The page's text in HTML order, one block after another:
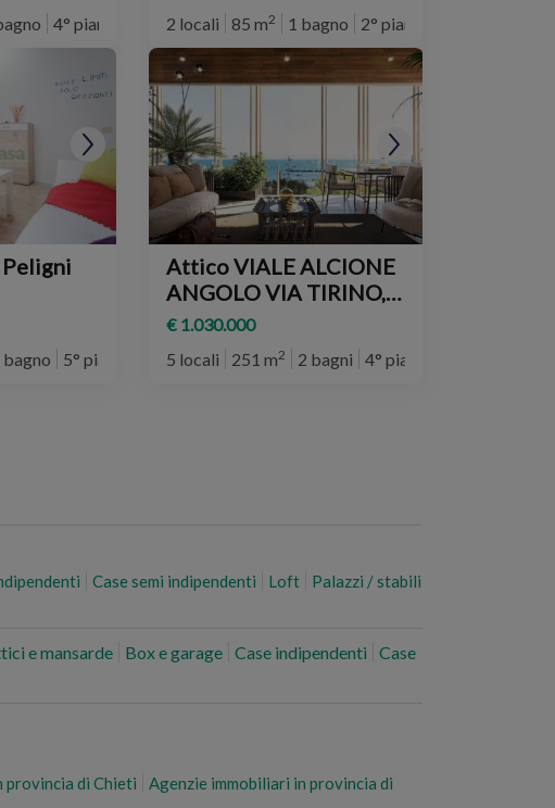
4° piano
2 locali
85 m2 1 bagno 2° piano
bagno 5° piano
Attico VIALE ALCIONE
ANGOLO VIA TIRINO,
Francavilla al Mare
€ 1.030.000
5 locali
251 m2 2 bagni 4° piano
Case semi indipendenti Loft
Palazzi / stabili
e mansarde Box e garage Case indipendenti
Case
provincia di Chieti
Agenzie immobiliari in provincia di